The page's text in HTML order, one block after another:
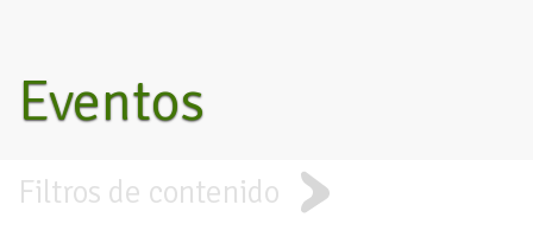
Eventos
Filtros de contenido